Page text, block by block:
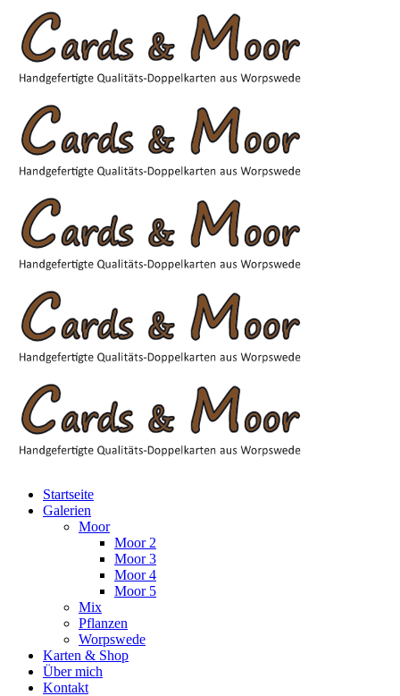
Startseite
Galerien
Moor
Moor 2
Moor 3
Moor 4
Moor 5
Mix
Pflanzen
Worpswede
Karten & Shop
Über mich
Kontakt